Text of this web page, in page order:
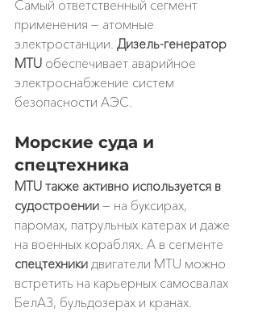
Самый ответственный сегмент
применения — атомные
электростанции. Дизель-генератор
MTU обеспечивает аварийное
электроснабжение систем
безопасности АЭС.
Морские суда и
спецтехника
MTU также активно используется в
судостроении — на буксирах,
паромах, патрульных катерах и даже
на военных кораблях. А в сегменте
спецтехники двигатели MTU можно
встретить на карьерных самосвалах
БелАЗ, бульдозерах и кранах.